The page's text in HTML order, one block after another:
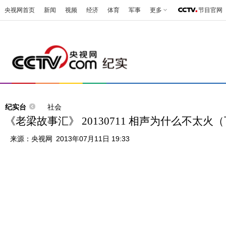
央视网首页 新闻 视频 经济 体育 军事 更多 节目官网
纪实台 社会
《老梁故事汇》 20130711 相声为什么不太火
来源： 央视网 2013年07月11日 19:33